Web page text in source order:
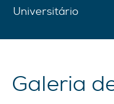
Universitário
Galeria